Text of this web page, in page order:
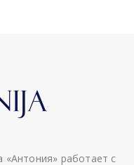
«Антония» работает с